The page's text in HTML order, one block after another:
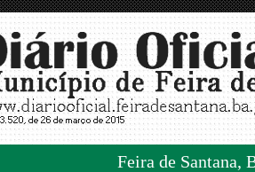
Feira de Santana,